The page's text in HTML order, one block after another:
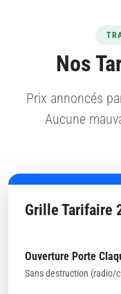
Nos
Prix annoncés
Aucune
Grille Tarifaire
Ouverture Porte
Sans destruction (radio/